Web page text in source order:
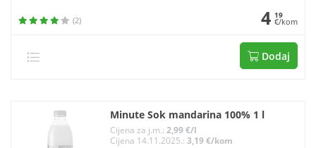
(2) 4 19
€/kom
Dodaj
Minute Sok mandarina 100% 1 l
Cijena za j.m.: 2,99 €/l
Cijena 14.11.2025.: 3,19 €/kom